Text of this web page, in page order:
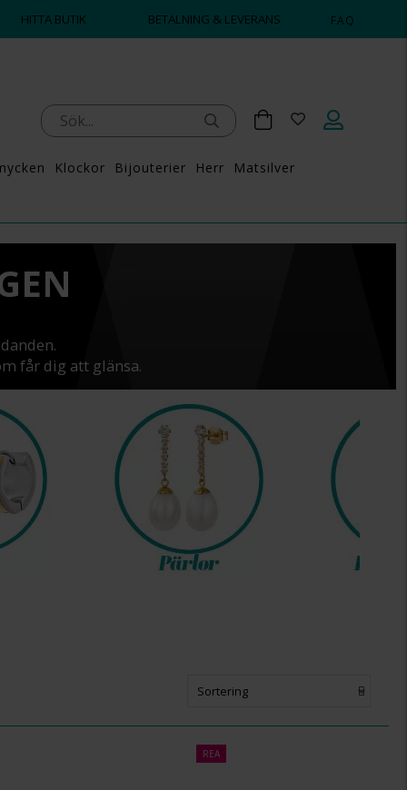
HITTA BUTIK BETALNING & LEVERANS FAQ
Klockor Bijouterier Herr
Matsilver
får dig att glänsa.
Sortering
REA